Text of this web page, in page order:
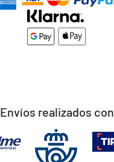
Envíos realizados con